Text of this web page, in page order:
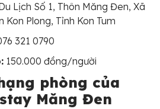
Lịch Số 1, Thôn Măng Đen, Xã
Kon Plong, Tỉnh Kon Tum
321 0790
150.000 đồng/người
phòng của
Măng Đen